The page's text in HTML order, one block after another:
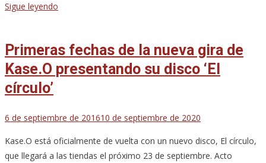
Sigue leyendo
Primeras fechas de la nueva gira de
Kase.O presentando su disco ‘El
círculo’
6 de septiembre de 201610 de septiembre de 2020
Kase.O está oficialmente de vuelta con un nuevo disco, El círculo,
que llegará a las tiendas el próximo 23 de septiembre. Acto